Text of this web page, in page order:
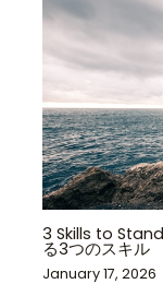
3 Skills to
る3つのスキル
January 17, 2026